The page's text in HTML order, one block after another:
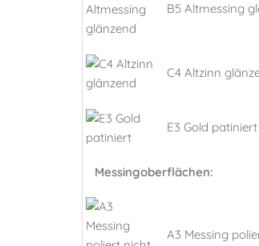
B5 Altmessing
C4 Altzinn
E3 Gold patiniert
Messingoberflächen:
A3 Messing